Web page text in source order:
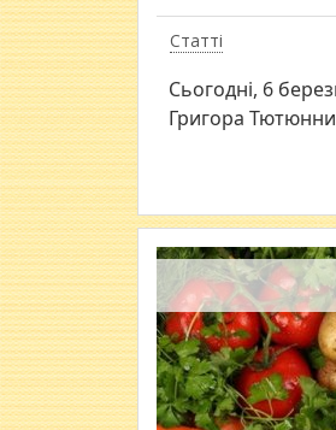
Статті
Cьогодні, 6
Григора